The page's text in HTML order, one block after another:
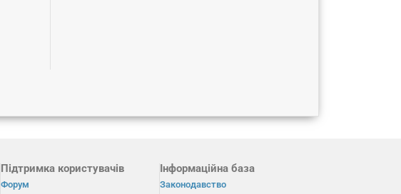
Підтримка користувачів
Форум
Інформаційна база
Законодавство